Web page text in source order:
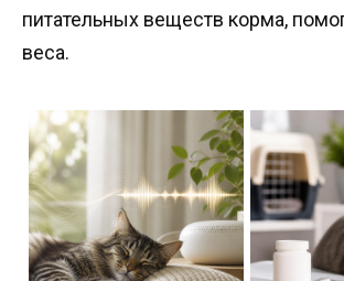
питательных веществ корма,
веса.